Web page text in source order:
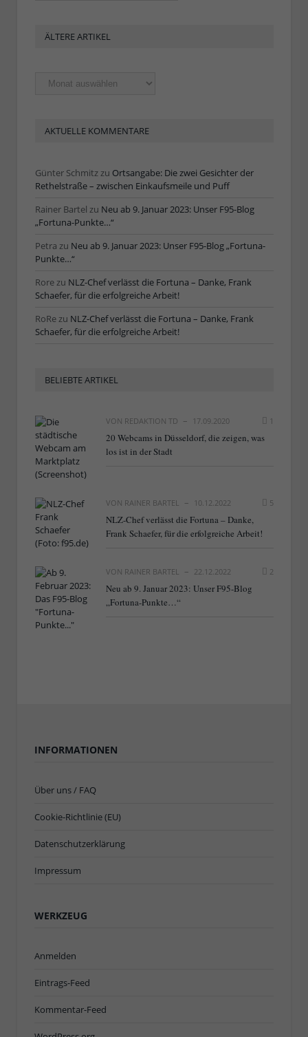
ÄLTERE ARTIKEL
Ältere
Artikel
AKTUELLE KOMMENTARE
Günter Schmitzzu Ortsangabe: Die zwei Gesichter der
Rethelstraße – zwischen Einkaufsmeile und Puff
Rainer Bartel zu Neu ab 9. Januar 2023: Unser F95-Blog
„Fortuna-Punkte…“
Petra zu Neu ab 9. Januar 2023: Unser F95-Blog „Fortuna-
Punkte…“
Rorezu NLZ-Chef verlässt die Fortuna – Danke, Frank
Schaefer, für die erfolgreiche Arbeit!
RoRezu NLZ-Chef verlässt die Fortuna – Danke, Frank
Schaefer, für die erfolgreiche Arbeit!
BELIEBTE ARTIKEL
VON REDAKTION TD 17.09.2020 1
20 Webcams in Düsseldorf, die zeigen, was
los ist in der Stadt
VON RAINER BARTEL 10.12.2022 5
NLZ-Chef verlässt die Fortuna – Danke,
Frank Schaefer, für die erfolgreiche Arbeit!
VON RAINER BARTEL 22.12.2022 2
Neu ab 9. Januar 2023: Unser F95-Blog
„Fortuna-Punkte…“
INFORMATIONEN
Über uns / FAQ
Cookie-Richtlinie (EU)
Datenschutzerklärung
Impressum
WERKZEUG
Anmelden
Eintrags-Feed
Kommentar-Feed